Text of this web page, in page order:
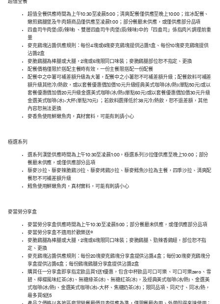
超值全餐
超值全餐供應時間為上午10:30至凌晨5:00；清爽配餐僅供應至晚上10:00；炫冰配餐、
嫩煎鷄腿堡及牛肉類商品僅供應至凌晨1:00；部分餐廳未供應，或僅供應部分品項
四盎司牛肉堡(原/辣味) 、雙層四盎司牛肉堡(原/辣味)中的「四盎司」係指肉片調理前重
量
麥克鷄塊沾醬供應規則：每份4塊或6塊麥克鷄塊提供沾醬1盒、每份10塊麥克鷄塊提供
沾醬2盒
麥脆鷄腿為棒腿或大腿，2塊或6塊限同口味裝；麥脆鷄腿部位恕不指定、更換
配餐價格僅限於搭配主餐時有效，一份主餐限搭配一份配餐
配餐中之中薯可補差額升級為大薯，配餐中之小薯恕不可補差額升級；配餐飲料可補差
額升級其他冷/熱飲，或以套餐優惠價加價10元升級經典美式咖啡(冰/熱)(單點50元)或以
套餐優惠價加價20元升級金選美式咖啡(冰/熱)(單點60元)或以套餐優惠價加價30元升級
金選美式咖啡(冰)-大杯(單點70元) ；若飲料選擇低於38元冷/熱飲，恕不退差額，其他
內容恕無法更換
麥香魚使用鮮嫩魚肉，真材實料，可能有刺請小心
極選系列
選系列漢堡供應時間為上午10:30至凌晨1:00，極選系列沙拉僅供應至晚上10:00；部分
餐廳未供應，或僅供應部分品項
藜麥沙拉、藜麥辣脆鷄沙拉、藜麥烤鷄沙拉、藜麥鱈魚沙拉為主餐，四季沙拉、清爽配
餐恕不可補差額升級
鱈魚使用鮮嫩魚肉，真材實料，可能有刺請小心
麥當勞分享盒
麥當勞分享盒供應時間為上午10:30至凌晨5:00；部分餐廳未供應，或僅供應部分品項
麥當勞分享盒不適用於歡樂送®
麥脆鷄腿為棒腿或大腿，2塊或6塊限同口味裝；麥脆鷄腿、勁辣香鷄翅，部位恕不指
定、更換
麥克鷄塊沾醬供應規則：每份20塊麥克鷄塊分享盒提供沾醬4盒；每份30塊麥克鷄塊分
享盒提供沾醬6盒；每份鷄塊鷄腿分享盒提供沾醬2盒
購買任一分享盒即享指定飲品買1送1優惠，包含中杯飲品可口可樂 、可口可樂zero、雪
碧、檸檬風味紅茶(冰)、無糖綠茶(冰)、無糖紅茶(冰)，及經典美式咖啡(冰/熱)、金選美
式咖啡(冰/熱)、金選美式咖啡(冰)-大杯、焦糖奶茶(冰)；限同品項、同尺寸、同冰/熱，
最多買5送5